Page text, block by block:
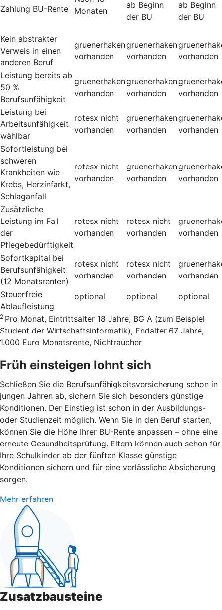
Zahlung BU-Rente
Monaten
ab Beginn
der BU
ab Beginn
der BU
Kein abstrakter
Verweis in einen
anderen Beruf
gruenerhaken
vorhanden
gruenerhaken
vorhanden
vorhanden
Leistung bereits ab
50 %
Berufsunfähigkeit
gruenerhaken
vorhanden
gruenerhaken
vorhanden
vorhanden
Leistung bei
Arbeitsunfähigkeit
wählbar
rotesx nicht
vorhanden
gruenerhaken
vorhanden
vorhanden
Sofortleistung bei
schweren
Krankheiten wie
Krebs, Herzinfarkt,
Schlaganfall
rotesx nicht
vorhanden
gruenerhaken
vorhanden
vorhanden
Zusätzliche
Leistung im Fall
der
Pflegebedürftigkeit
rotesx nicht
vorhanden
rotesx nicht
vorhanden
vorhanden
Sofortkapital bei
Berufsunfähigkeit
(12 Monatsrenten)
rotesx nicht
vorhanden
rotesx nicht
vorhanden
vorhanden
Steuerfreie
Ablaufleistung
optional optional optional
2 Pro Monat, Eintrittsalter 18 Jahre, BG A (zum Beispiel
Student der Wirtschaftsinformatik), Endalter 67 Jahre,
1.000 Euro Monatsrente, Nichtraucher
Früh einsteigen lohnt sich
Schließen Sie die Berufsunfähigkeitsversicherung schon in
jungen Jahren ab, sichern Sie sich besonders günstige
Konditionen. Der Einstieg ist schon in der Ausbildungs-
oder Studienzeit möglich. Wenn Sie in den Beruf starten,
können Sie die Höhe Ihrer BU-Rente anpassen – ohne eine
erneute Gesundheitsprüfung. Eltern können auch schon für
Ihre Schulkinder ab der fünften Klasse günstige
Konditionen sichern und für eine verlässliche Absicherung
sorgen.
Mehr erfahren
Zusatzbausteine